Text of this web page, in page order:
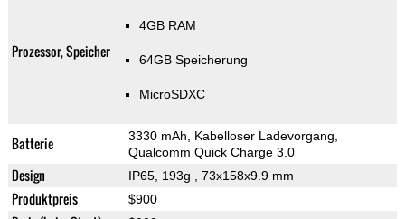
Prozessor, Speicher
4GB RAM
64GB Speicherung
MicroSDXC
Batterie
3330 mAh, Kabelloser Ladevorgang,
Qualcomm Quick Charge 3.0
Design IP65, 193g , 73x158x9.9 mm
Produktpreis $900